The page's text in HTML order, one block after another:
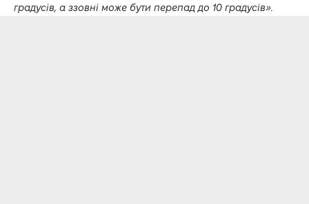
градусів, а ззовні може бути перепад до 10 градусів».